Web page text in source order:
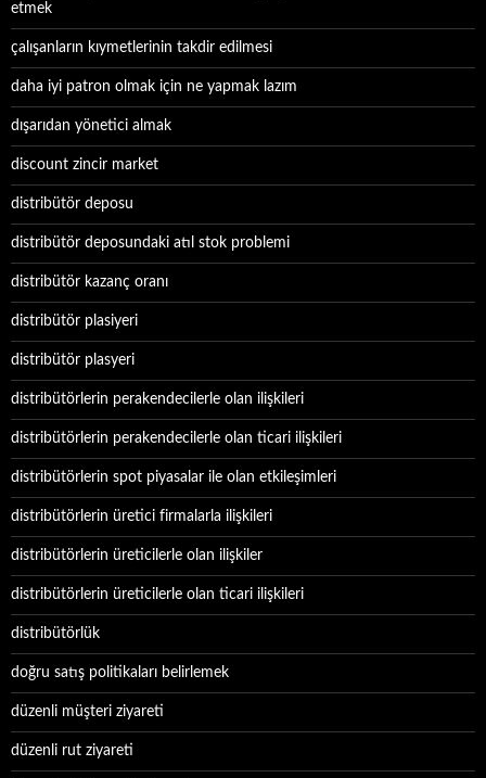
etmek
çalışanların kıymetlerinin takdir edilmesi
daha iyi patron olmak için ne yapmak lazım
dışarıdan yönetici almak
discount zincir market
distribütör deposu
distribütör deposundaki atıl stok problemi
distribütör kazanç oranı
distribütör plasiyeri
distribütör plasyeri
distribütörlerin perakendecilerle olan ilişkileri
distribütörlerin perakendecilerle olan ticari ilişkileri
distribütörlerin spot piyasalar ile olan etkileşimleri
distribütörlerin üretici firmalarla ilişkileri
distribütörlerin üreticilerle olan ilişkiler
distribütörlerin üreticilerle olan ticari ilişkileri
distribütörlük
doğru satış politikaları belirlemek
düzenli müşteri ziyareti
düzenli rut ziyareti